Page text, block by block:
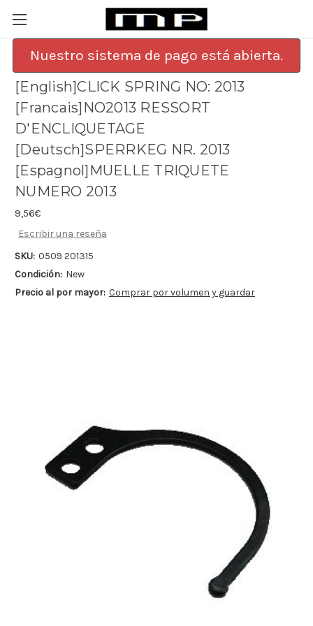
Nuestro sistema de pago está abierta.
[English]CLICK SPRING NO: 2013
[Francais]NO2013 RESSORT
D'ENCLIQUETAGE
[Deutsch]SPERRKEG NR. 2013
[Espagnol]MUELLE TRIQUETE
NUMERO 2013
9,56€
Escribir una reseña
SKU: 0509 201315
Condición: New
Precio al por mayor: Comprar por volumen y guardar